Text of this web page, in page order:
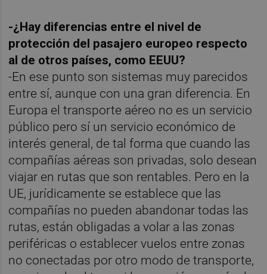
-¿Hay diferencias entre el nivel de
protección del pasajero europeo respecto
al de otros países, como EEUU?
-En ese punto son sistemas muy parecidos
entre sí, aunque con una gran diferencia. En
Europa el transporte aéreo no es un servicio
público pero sí un servicio económico de
interés general, de tal forma que cuando las
compañías aéreas son privadas, solo desean
viajar en rutas que son rentables. Pero en la
UE, jurídicamente se establece que las
compañías no pueden abandonar todas las
rutas, están obligadas a volar a las zonas
periféricas o establecer vuelos entre zonas
no conectadas por otro modo de transporte,